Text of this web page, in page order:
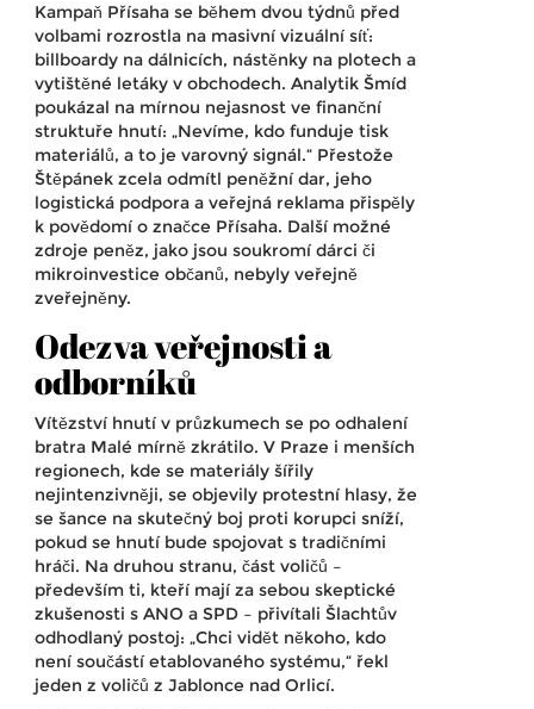
Kampaň Přísaha se během dvou týdnů před
volbami rozrostla na masivní vizuální síť:
billboardy na dálnicích, nástěnky na plotech a
vytištěné letáky v obchodech. Analytik Šmíd
poukázal na mírnou nejasnost ve finanční
struktuře hnutí: „Nevíme, kdo funduje tisk
materiálů, a to je varovný signál.“ Přestože
Štěpánek zcela odmítl peněžní dar, jeho
logistická podpora a veřejná reklama přispěly
k povědomí o značce Přísaha. Další možné
zdroje peněz, jako jsou soukromí dárci či
mikroinvestice občanů, nebyly veřejně
zveřejněny.
Odezva veřejnosti a
odborníků
Vítězství hnutí v průzkumech se po odhalení
bratra Malé mírně zkrátilo. V Praze i menších
regionech, kde se materiály šířily
nejintenzivněji, se objevily protestní hlasy, že
se šance na skutečný boj proti korupci sníží,
pokud se hnutí bude spojovat s tradičními
hráči. Na druhou stranu, část voličů –
především ti, kteří mají za sebou skeptické
zkušenosti s ANO a SPD – přivítali Šlachtův
odhodlaný postoj: „Chci vidět někoho, kdo
není součástí etablovaného systému,“ řekl
jeden z voličů z Jablonce nad Orlicí.